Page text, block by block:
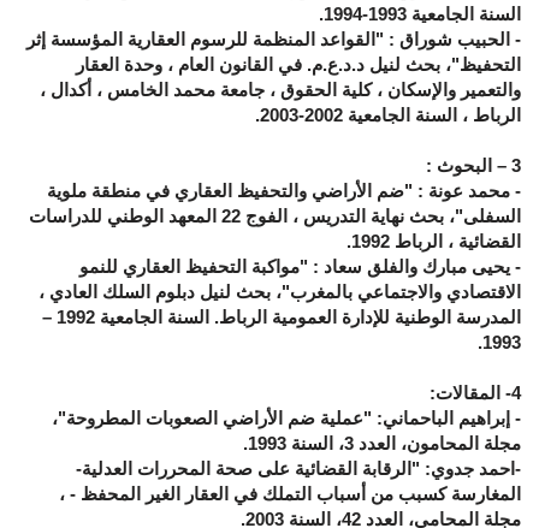
السنة الجامعية 1993-1994.
- الحبيب شوراق : "القواعد المنظمة للرسوم العقارية المؤسسة إثر
التحفيظ"، بحث لنيل د.د.ع.م. في القانون العام ، وحدة العقار
والتعمير والإسكان ، كلية الحقوق ، جامعة محمد الخامس ، أكدال ،
الرباط ، السنة الجامعية 2002-2003.
3 – البحوث :
- محمد عونة : "ضم الأراضي والتحفيظ العقاري في منطقة ملوية
السفلى"، بحث نهاية التدريس ، الفوج 22 المعهد الوطني للدراسات
القضائية ، الرباط 1992.
- يحيى مبارك والفلق سعاد : "مواكبة التحفيظ العقاري للنمو
الاقتصادي والاجتماعي بالمغرب"، بحث لنيل دبلوم السلك العادي ،
المدرسة الوطنية للإدارة العمومية الرباط. السنة الجامعية 1992 –
1993.
4- المقالات:
- إبراهيم الباحماني: "عملية ضم الأراضي الصعوبات المطروحة"،
مجلة المحامون، العدد 3، السنة 1993.
-احمد جدوي: "الرقابة القضائية على صحة المحررات العدلية-
المغارسة كسبب من أسباب التملك في العقار الغير المحفظ - ،
مجلة المحامي، العدد 42، السنة 2003.